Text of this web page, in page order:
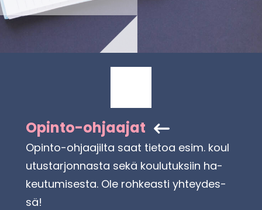
Opinto-​ohjaajat
Opinto-​​ohjaajilta saat tie­toa esim. kou­l
u­tus­tar­jon­nas­ta sekä kou­lu­tuk­siin ha­
keu­tu­mi­ses­ta. Ole roh­keas­ti yh­tey­des­
sä!